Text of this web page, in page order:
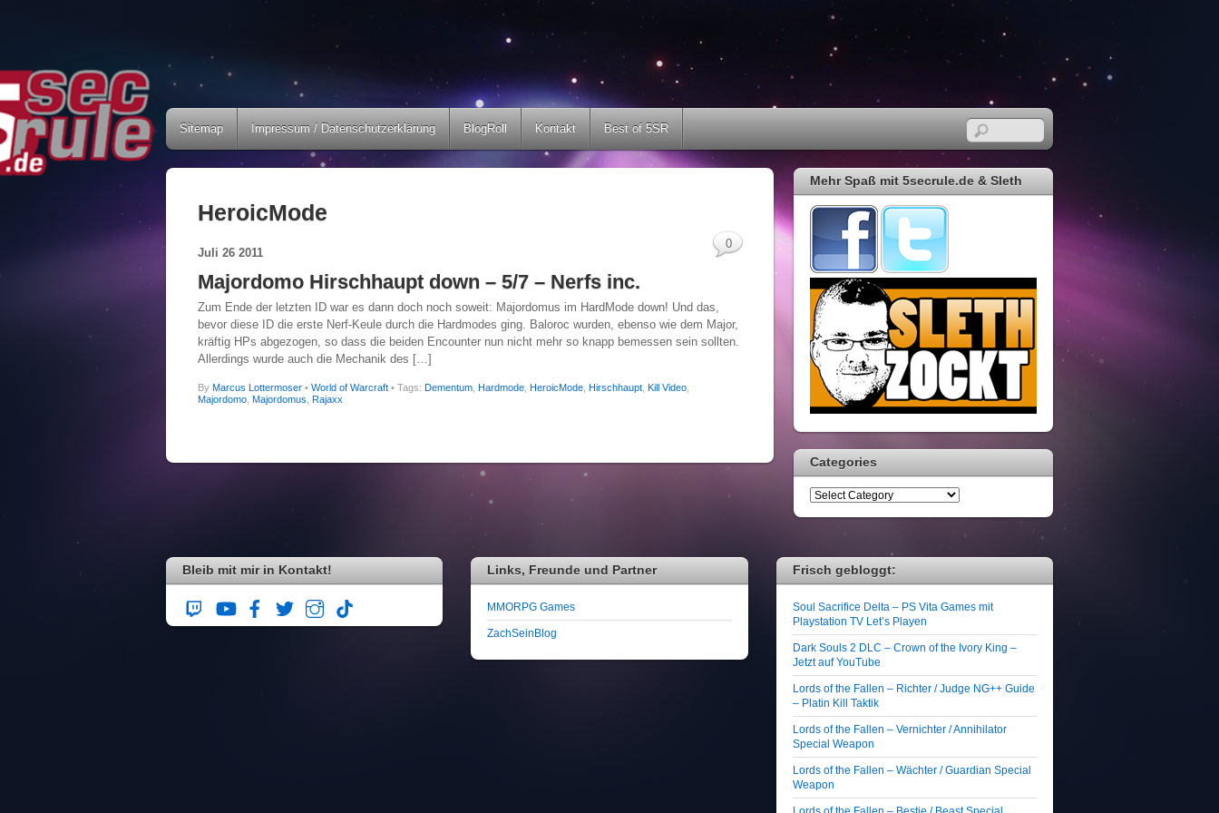
Sitemap Impressum / Datenschutzerklärung BlogRoll Kontakt Best of 5SR
HeroicMode
Juli 26 2011
Majordomo Hirschhaupt down – 5/7 – Nerfs inc.
Zum Ende der letzten ID war es dann doch noch soweit: Majordomus im HardMode down! Und das,
bevor diese ID die erste Nerf-Keule durch die Hardmodes ging. Baloroc wurden, ebenso wie dem Major,
kräftig HPs abgezogen, so dass die beiden Encounter nun nicht mehr so knapp bemessen sein sollten.
Allerdings wurde auch die Mechanik des […]
By Marcus Lottermoser • World of Warcraft
0
• Tags: Dementum Hardmode HeroicMode Hirschhaupt Kill Video
Majordomo Majordomus Rajaxx
Mehr Spaß mit 5secrule.de & Sleth
Categories
Bleib mit mir in Kontakt! Links, Freunde und Partner
MMORPG Games
ZachSeinBlog
Frisch gebloggt:
Soul Sacrifice Delta – PS Vita Games mit
Playstation TV Let’s Playen
Dark Souls 2 DLC – Crown of the Ivory King –
Jetzt auf YouTube
Lords of the Fallen – Richter / Judge NG++ Guide
– Platin Kill Taktik
Lords of the Fallen – Vernichter / Annihilator
Special Weapon
Lords of the Fallen – Wächter / Guardian Special
Weapon